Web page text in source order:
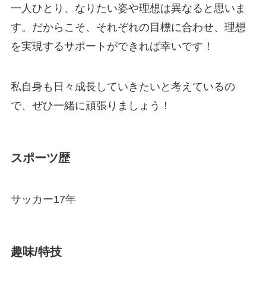
一人ひとり、なりたい姿や理想は異なると思いま
す。だからこそ、それぞれの目標に合わせ、理想
を実現するサポートができれば幸いです！
私自身も日々成長していきたいと考えているの
で、ぜひ一緒に頑張りましょう！
スポーツ歴
サッカー17年
趣味/特技